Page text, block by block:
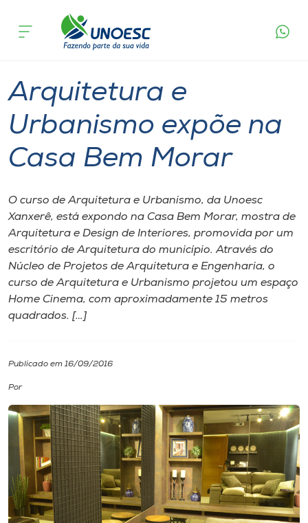
Cursos
Pesquisa
Atendimento ao Estudante
Portal de Ensino
A
Internacionalização
Cultura
CPA
Biblioteca
acontece
Arquitetura e
Urbanismo expõe na
Casa Bem Morar
O curso de Arquitetura e Urbanismo, da Unoesc
Xanxerê, está expondo na Casa Bem Morar, mostra de
Arquitetura e Design de Interiores, promovida por um
escritório de Arquitetura do município. Através do
Núcleo de Projetos de Arquitetura e Engenharia, o
curso de Arquitetura e Urbanismo projetou um espaço
Home Cinema, com aproximadamente 15 metros
quadrados. […]
Publicado em 16/09/2016
Por